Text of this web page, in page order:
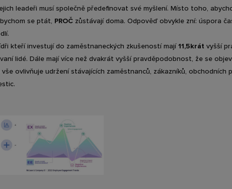
leadeři musí společně předefinovat své myšlení. Místo toho,
se ptát, PROČ zůstávají doma. Odpověď obvykle zní: úspora
kteří investují do zaměstnaneckých zkušeností mají11,5krát vyšší
lidé. Dále mají více než dvakrát vyšší pravděpodobnost, že se
ovlivňuje udržení stávajících zaměstnanců, zákazníků,